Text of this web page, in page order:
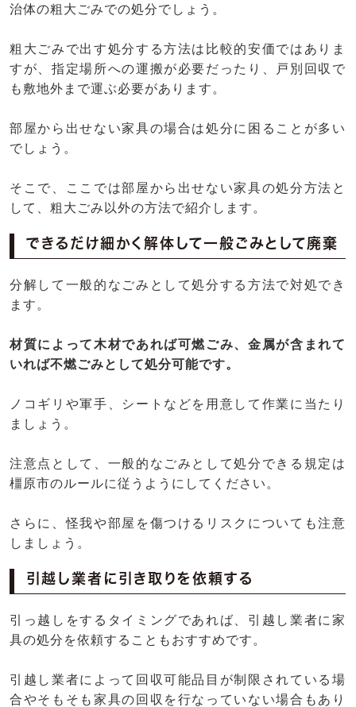
治体の粗大ごみでの処分でしょう。
粗大ごみで出す処分する方法は比較的安価ではありま
すが、指定場所への運搬が必要だったり、戸別回収で
も敷地外まで運ぶ必要があります。
部屋から出せない家具の場合は処分に困ることが多い
でしょう。
そこで、ここでは部屋から出せない家具の処分方法と
して、粗大ごみ以外の方法で紹介します。
できるだけ細かく解体して一般ごみとして廃棄
分解して一般的なごみとして処分する方法で対処でき
ます。
材質によって木材であれば可燃ごみ、金属が含まれて
いれば不燃ごみとして処分可能です。
ノコギリや軍手、シートなどを用意して作業に当たり
ましょう。
注意点として、一般的なごみとして処分できる規定は
橿原市のルールに従うようにしてください。
さらに、怪我や部屋を傷つけるリスクについても注意
しましょう。
引越し業者に引き取りを依頼する
引っ越しをするタイミングであれば、引越し業者に家
具の処分を依頼することもおすすめです。
引越し業者によって回収可能品目が制限されている場
合やそもそも家具の回収を行なっていない場合もあり